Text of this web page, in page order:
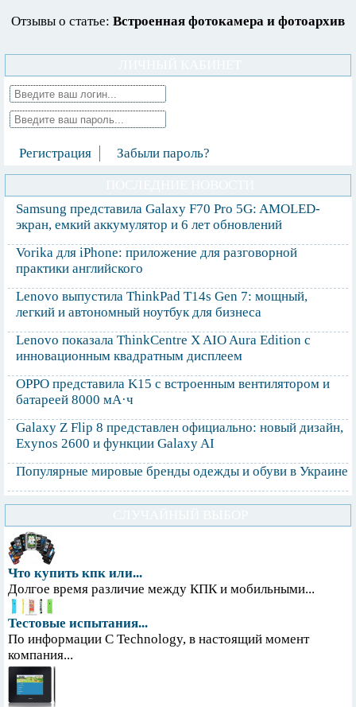
Отзывы о статье: Встроенная фотокамера и фотоархив
Регистрация Забыли пароль?
Samsung представила Galaxy F70 Pro 5G: AMOLED-
экран, емкий аккумулятор и 6 лет обновлений
Vorika для iPhone: приложение для разговорной
практики английского
Lenovo выпустила ThinkPad T14s Gen 7: мощный,
легкий и автономный ноутбук для бизнеса
Lenovo показала ThinkCentre X AIO Aura Edition с
инновационным квадратным дисплеем
OPPO представила K15 с встроенным вентилятором и
батареей 8000 мА·ч
Galaxy Z Flip 8 представлен официально: новый дизайн,
Exynos 2600 и функции Galaxy AI
Популярные мировые бренды одежды и обуви в Украине
Что купить кпк или...
Долгое время различие между КПК и мобильными...
Тестовые испытания...
По информации С Technology, в настоящий момент
компания...